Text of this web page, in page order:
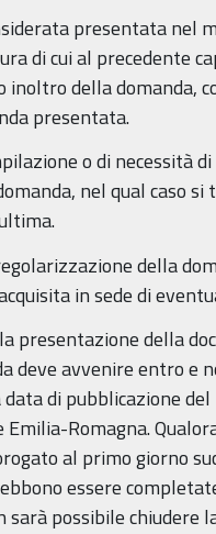
presentata nel
di cui al precedente
inoltro della domanda,
presentata.
o di necessità
nel qual caso
della
in sede di
presentazione della
deve avvenire entro e
data di pubblicazione
Emilia-Romagna.
al primo giorno
essere
sarà possibile chiudere